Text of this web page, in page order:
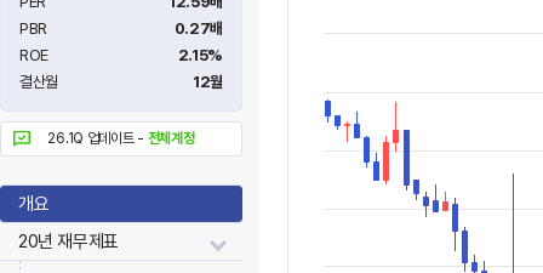
PBR
0.27배
ROE
2.15%
결산월
12월
26.1Q 업데이트 - 전체계정
개요
20년 재무제표